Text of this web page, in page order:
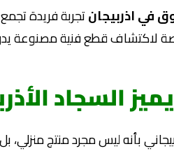
في اذربيجانتجربة فريدة
لاكتشاف قطع فنية مصنوعة
السجاد
بأنه ليس مجرد منتج